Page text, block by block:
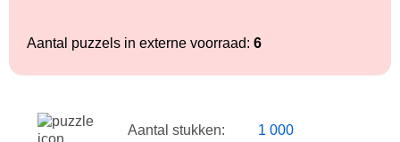
Aantal puzzels in externe voorraad: 6
Aantal stukken: 1 000